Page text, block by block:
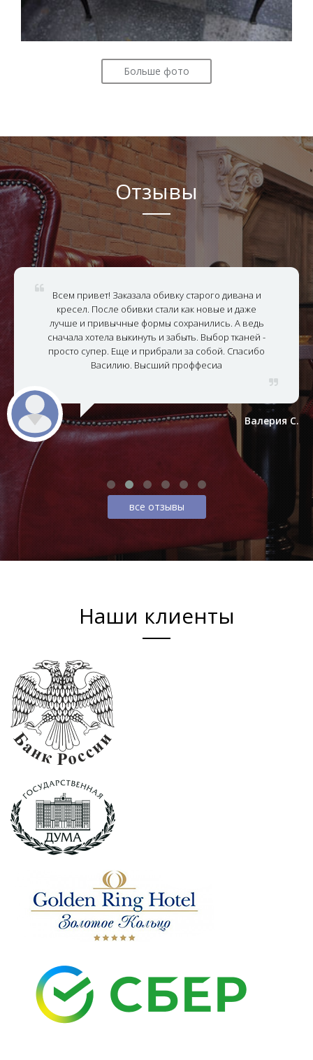
Больше фото
Отзывы
Всем привет! Заказала обивку старого дивана и
кресел. После обивки стали как новые и даже
лучше и привычные формы сохранились. А ведь
сначала хотела выкинуть и забыть. Выбор тканей -
просто супер. Еще и прибрали за собой. Спасибо
Василию. Высший проффесиа
Валерия С.
все отзывы
Наши клиенты